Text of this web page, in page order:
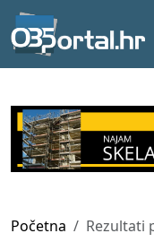
Početna Rezultati